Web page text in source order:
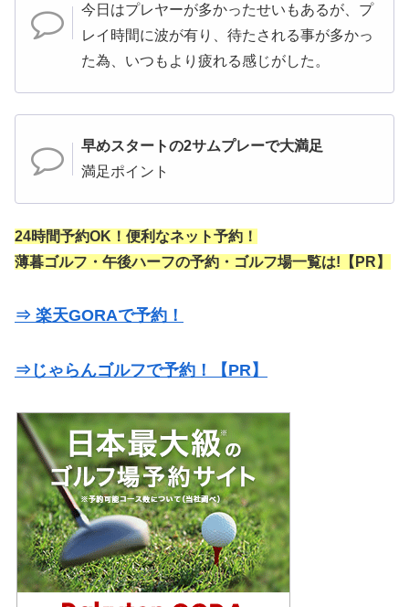
今日はプレヤーが多かったせいもあるが、プ
レイ時間に波が有り、待たされる事が多かっ
た為、いつもより疲れる感じがした。
早めスタートの2サムプレーで大満足
満足ポイント
24時間予約OK！便利なネット予約！
薄暮ゴルフ・午後ハーフの予約・ゴルフ場一覧は!【PR】
⇒ 楽天GORAで予約！
⇒じゃらんゴルフで予約！【PR】